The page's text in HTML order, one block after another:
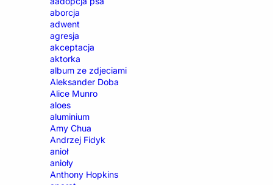
aborcja
adwent
agresja
akceptacja
aktorka
album ze zdjeciami
Aleksander Doba
Alice Munro
aloes
aluminium
Amy Chua
Andrzej Fidyk
anioł
anioły
Anthony Hopkins